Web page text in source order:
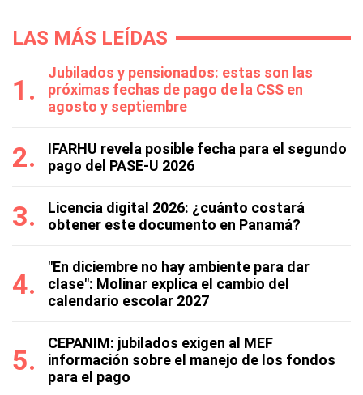
LAS MÁS LEÍDAS
Jubilados y pensionados: estas son las
próximas fechas de pago de la CSS en
agosto y septiembre
IFARHU revela posible fecha para el segundo
pago del PASE-U 2026
Licencia digital 2026: ¿cuánto costará
obtener este documento en Panamá?
"En diciembre no hay ambiente para dar
clase": Molinar explica el cambio del
calendario escolar 2027
CEPANIM: jubilados exigen al MEF
información sobre el manejo de los fondos
para el pago